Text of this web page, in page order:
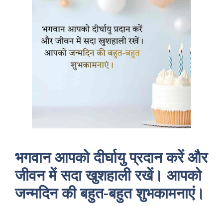
भगवान आपको दीर्घायु प्रदान करें और
जीवन में सदा खुशहाली रखें। आपको
जन्मदिन की बहुत-बहुत शुभकामनाएं।